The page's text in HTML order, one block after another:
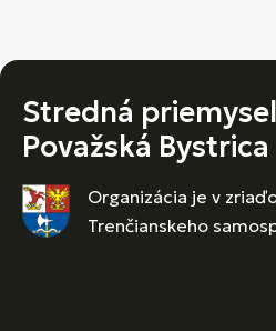
Stredná
Považská Bystrica
Organizácia je v
Trenčianskeho